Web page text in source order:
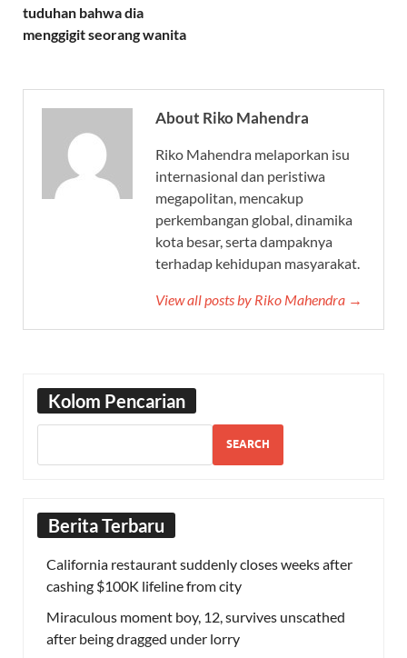
tuduhan bahwa dia
menggigit seorang wanita
About Riko Mahendra
Riko Mahendra melaporkan isu
internasional dan peristiwa
megapolitan, mencakup
perkembangan global, dinamika
kota besar, serta dampaknya
terhadap kehidupan masyarakat.
View all posts by Riko Mahendra →
Kolom Pencarian
SEARCH
Berita Terbaru
California restaurant suddenly closes weeks after
cashing $100K lifeline from city
Miraculous moment boy, 12, survives unscathed
after being dragged under lorry